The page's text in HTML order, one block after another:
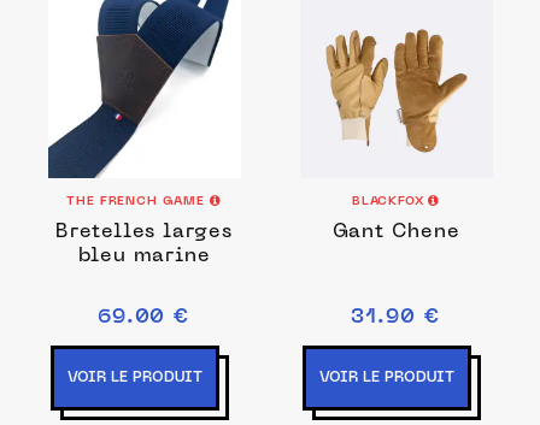
THE FRENCH GAME
Bretelles larges
bleu marine
69.00 €
VOIR LE PRODUIT
BLACKFOX
Gant Chene
31.90 €
VOIR LE PRODUIT